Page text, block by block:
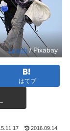
cegoh/ Pixabay
はてブ
2016.09.14